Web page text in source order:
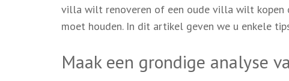
villa wilt renoveren of een oude villa wilt kopen
moet houden. In dit artikel geven we u enkele
Maak een grondige analyse